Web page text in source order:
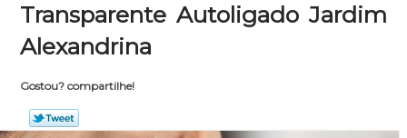
Transparente Autoligado Jardim
Alexandrina
Gostou? compartilhe!